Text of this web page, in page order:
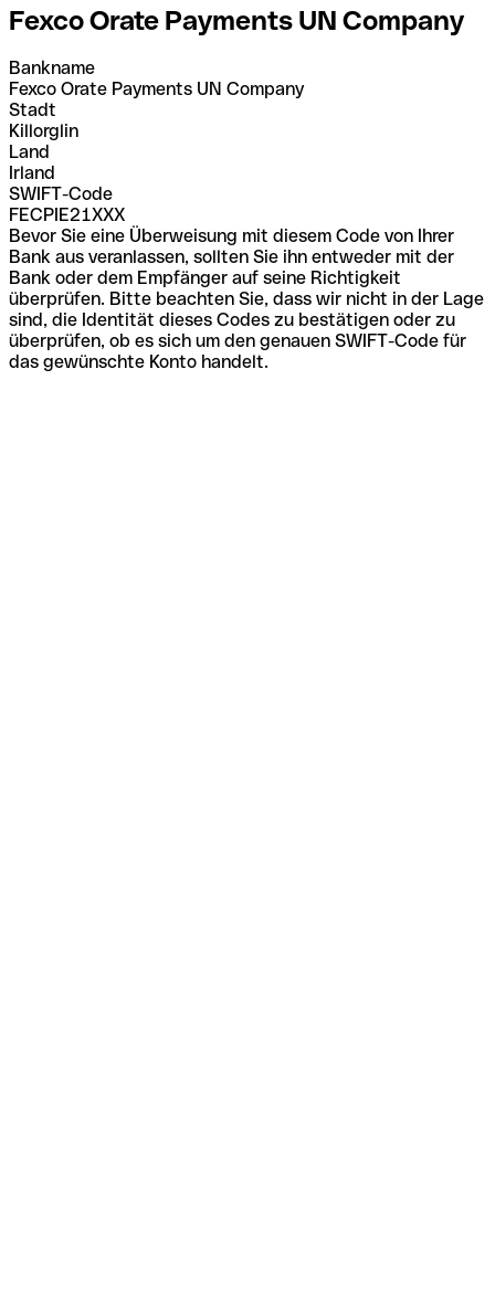
Fexco Orate Payments UN Company
Bankname
Fexco Orate Payments UN Company
Stadt
Killorglin
Land
Irland
SWIFT-Code
FECPIE21XXX
Bevor Sie eine Überweisung mit diesem Code von Ihrer
Bank aus veranlassen, sollten Sie ihn entweder mit der
Bank oder dem Empfänger auf seine Richtigkeit
überprüfen. Bitte beachten Sie, dass wir nicht in der Lage
sind, die Identität dieses Codes zu bestätigen oder zu
überprüfen, ob es sich um den genauen SWIFT-Code für
das gewünschte Konto handelt.